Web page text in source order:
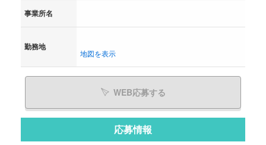
事業所名
勤務地
地図を表示
WEB応募する
応募情報